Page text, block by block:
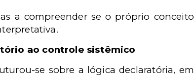
a compreender se o próprio conceito
ao controle sistêmico
se sobre a lógica declaratória, em